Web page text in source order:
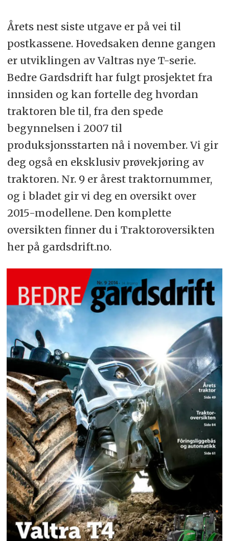
Årets nest siste utgave er på vei til
postkassene. Hovedsaken denne gangen
er utviklingen av Valtras nye T-serie.
Bedre Gardsdrift har fulgt prosjektet fra
innsiden og kan fortelle deg hvordan
traktoren ble til, fra den spede
begynnelsen i 2007 til
produksjonsstarten nå i november. Vi gir
deg også en eksklusiv prøvekjøring av
traktoren. Nr. 9 er årest traktornummer,
og i bladet gir vi deg en oversikt over
2015-modellene. Den komplette
oversikten finner du i Traktoroversikten
her på gardsdrift.no.